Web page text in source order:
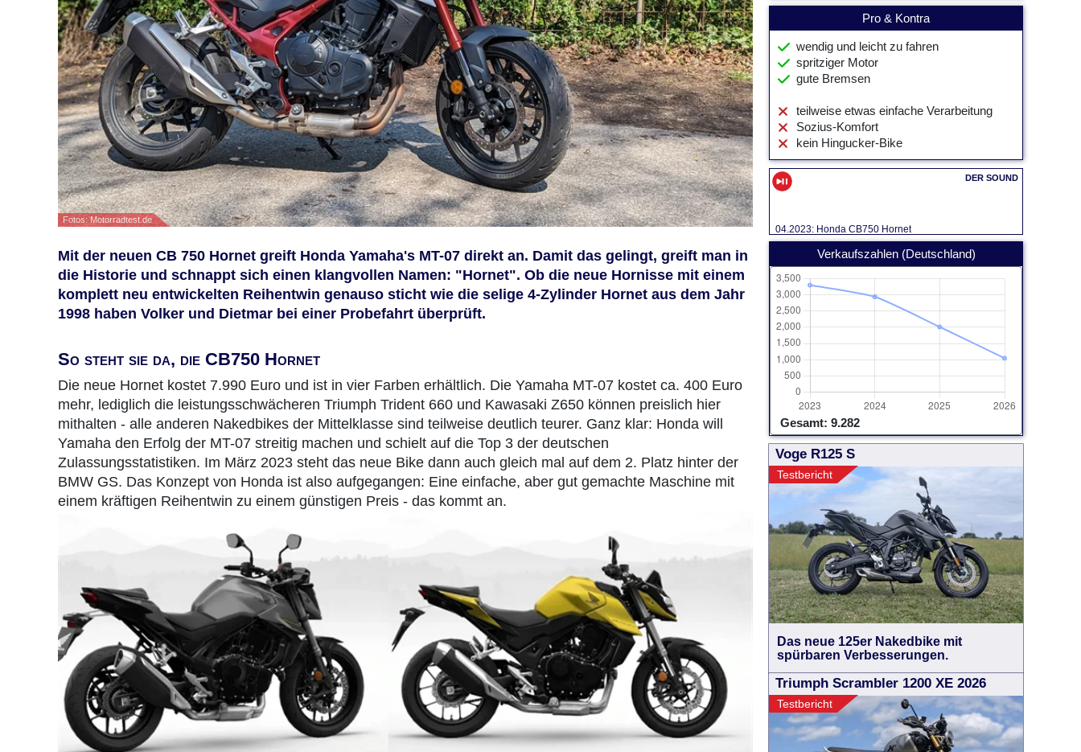
Fotos: Motorradtest.de
Mit der neuen CB 750 Hornet greift Honda Yamaha's MT-07 direkt an. Damit das gelingt, greift man in
die Historie und schnappt sich einen klangvollen Namen: "Hornet". Ob die neue Hornisse mit einem
komplett neu entwickelten Reihentwin genauso sticht wie die selige 4-Zylinder Hornet aus dem Jahr
1998 haben Volker und Dietmar bei einer Probefahrt überprüft.
So steht sie da, die CB750 Hornet
Die neue Hornet kostet 7.990 Euro und ist in vier Farben erhältlich. Die Yamaha MT-07 kostet ca. 400 Euro
mehr, lediglich die leistungsschwächeren Triumph Trident 660 und Kawasaki Z650 können preislich hier
mithalten - alle anderen Nakedbikes der Mittelklasse sind teilweise deutlich teurer. Ganz klar: Honda will
Yamaha den Erfolg der MT-07 streitig machen und schielt auf die Top 3 der deutschen
Zulassungsstatistiken. Im März 2023 steht das neue Bike dann auch gleich mal auf dem 2. Platz hinter der
BMW GS. Das Konzept von Honda ist also aufgegangen: Eine einfache, aber gut gemachte Maschine mit
einem kräftigen Reihentwin zu einem günstigen Preis - das kommt an.
Pro & Kontra
wendig und leicht zu fahren
spritziger Motor
gute Bremsen
teilweise etwas einfache Verarbeitung
Sozius-Komfort
kein Hingucker-Bike
04.2023: Honda CB750 Hornet
Verkaufszahlen (Deutschland)
Gesamt: 9.282
Voge R125 S
Testbericht
Das neue 125er Nakedbike mit
spürbaren Verbesserungen.
Triumph Scrambler 1200 XE 2026
Testbericht